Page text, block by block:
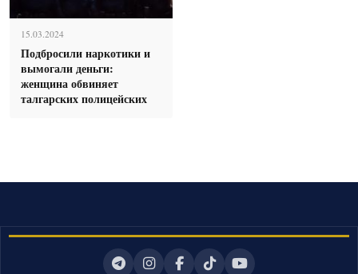
15.03.2024
Подбросили наркотики и
вымогали деньги:
женщина обвиняет
талгарских полицейских